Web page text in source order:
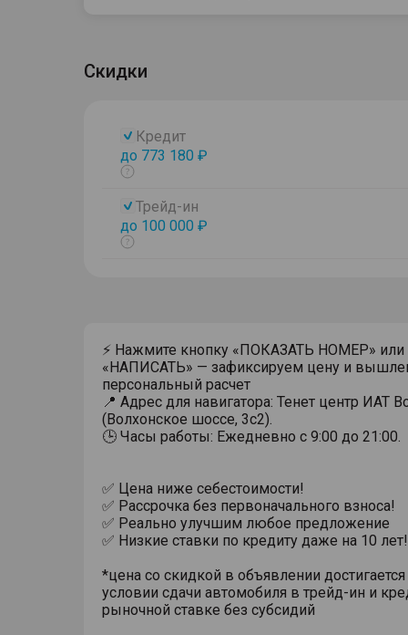
Скидки
Кредит
до 773 180 ₽
Показать
Трейд-ин
до 100 000 ₽
Показать
⚡ Нажмите кнопку «ПОКАЗАТЬ НОМЕР» или
«НАПИСАТЬ» — зафиксируем цену и
персональный расчет
📍 Адрес для навигатора: Тенет центр ИАТ
(Волхонское шоссе, 3с2).
🕒 Часы работы: Ежедневно с 9:00 до 21:00.
✅ Цена ниже себестоимости!
✅ Рассрочка без первоначального взноса!
✅ Реально улучшим любое предложение
✅ Низкие ставки по кредиту даже на 10 лет!
*цена со скидкой в объявлении
условии сдачи автомобиля в трейд-ин и
рыночной ставке без субсидий